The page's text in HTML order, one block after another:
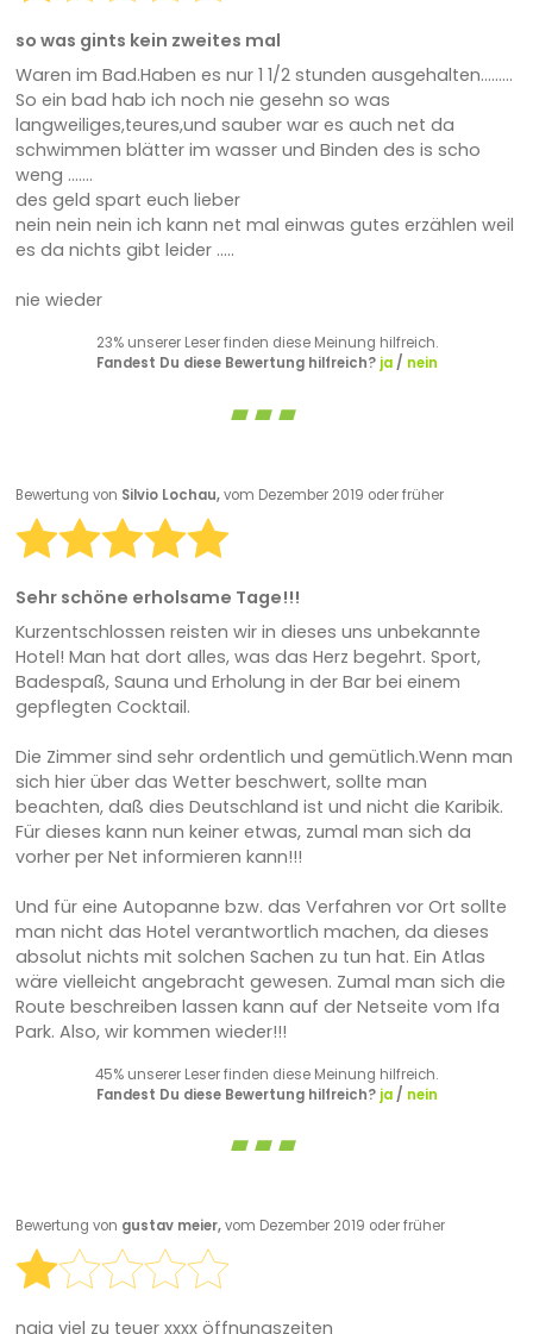
so was gints kein zweites mal
Waren im Bad.Haben es nur 1 1/2 stunden ausgehalten.........
So ein bad hab ich noch nie gesehn so was
langweiliges,teures,und sauber war es auch net da
schwimmen blätter im wasser und Binden des is scho
weng .......
des geld spart euch lieber
nein nein nein ich kann net mal einwas gutes erzählen weil
es da nichts gibt leider .....
nie wieder
23% unserer Leser finden diese Meinung hilfreich.
Fandest Du diese Bewertung hilfreich? ja/ nein
Bewertung von Silvio Lochau,vom Dezember 2019 oder früher
Sehr schöne erholsame Tage!!!
Kurzentschlossen reisten wir in dieses uns unbekannte
Hotel! Man hat dort alles, was das Herz begehrt. Sport,
Badespaß, Sauna und Erholung in der Bar bei einem
gepflegten Cocktail.
Die Zimmer sind sehr ordentlich und gemütlich.Wenn man
sich hier über das Wetter beschwert, sollte man
beachten, daß dies Deutschland ist und nicht die Karibik.
Für dieses kann nun keiner etwas, zumal man sich da
vorher per Net informieren kann!!!
Und für eine Autopanne bzw. das Verfahren vor Ort sollte
man nicht das Hotel verantwortlich machen, da dieses
absolut nichts mit solchen Sachen zu tun hat. Ein Atlas
wäre vielleicht angebracht gewesen. Zumal man sich die
Route beschreiben lassen kann auf der Netseite vom Ifa
Park. Also, wir kommen wieder!!!
45% unserer Leser finden diese Meinung hilfreich.
Fandest Du diese Bewertung hilfreich? ja/ nein
Bewertung von gustav meier,vom Dezember 2019 oder früher
naja viel zu teuer xxxx öffnungszeiten